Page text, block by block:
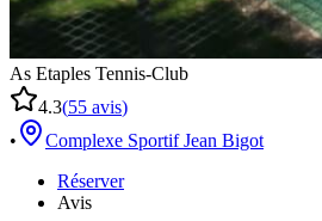
As Etaples Tennis-Club
4.3(55 avis)
•
Complexe Sportif Jean Bigot
Réserver
Avis